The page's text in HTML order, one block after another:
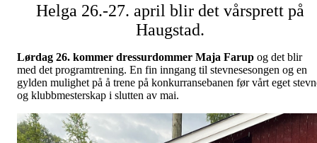
Helga 26.-27. april blir det vårsprett på
Haugstad.
Lørdag 26. kommer dressurdommer Maja Farup og det blir
med det programtrening. En fin inngang til stevnesesongen og en
gylden mulighet på å trene på konkurransebanen før vårt eget
og klubbmesterskap i slutten av mai.